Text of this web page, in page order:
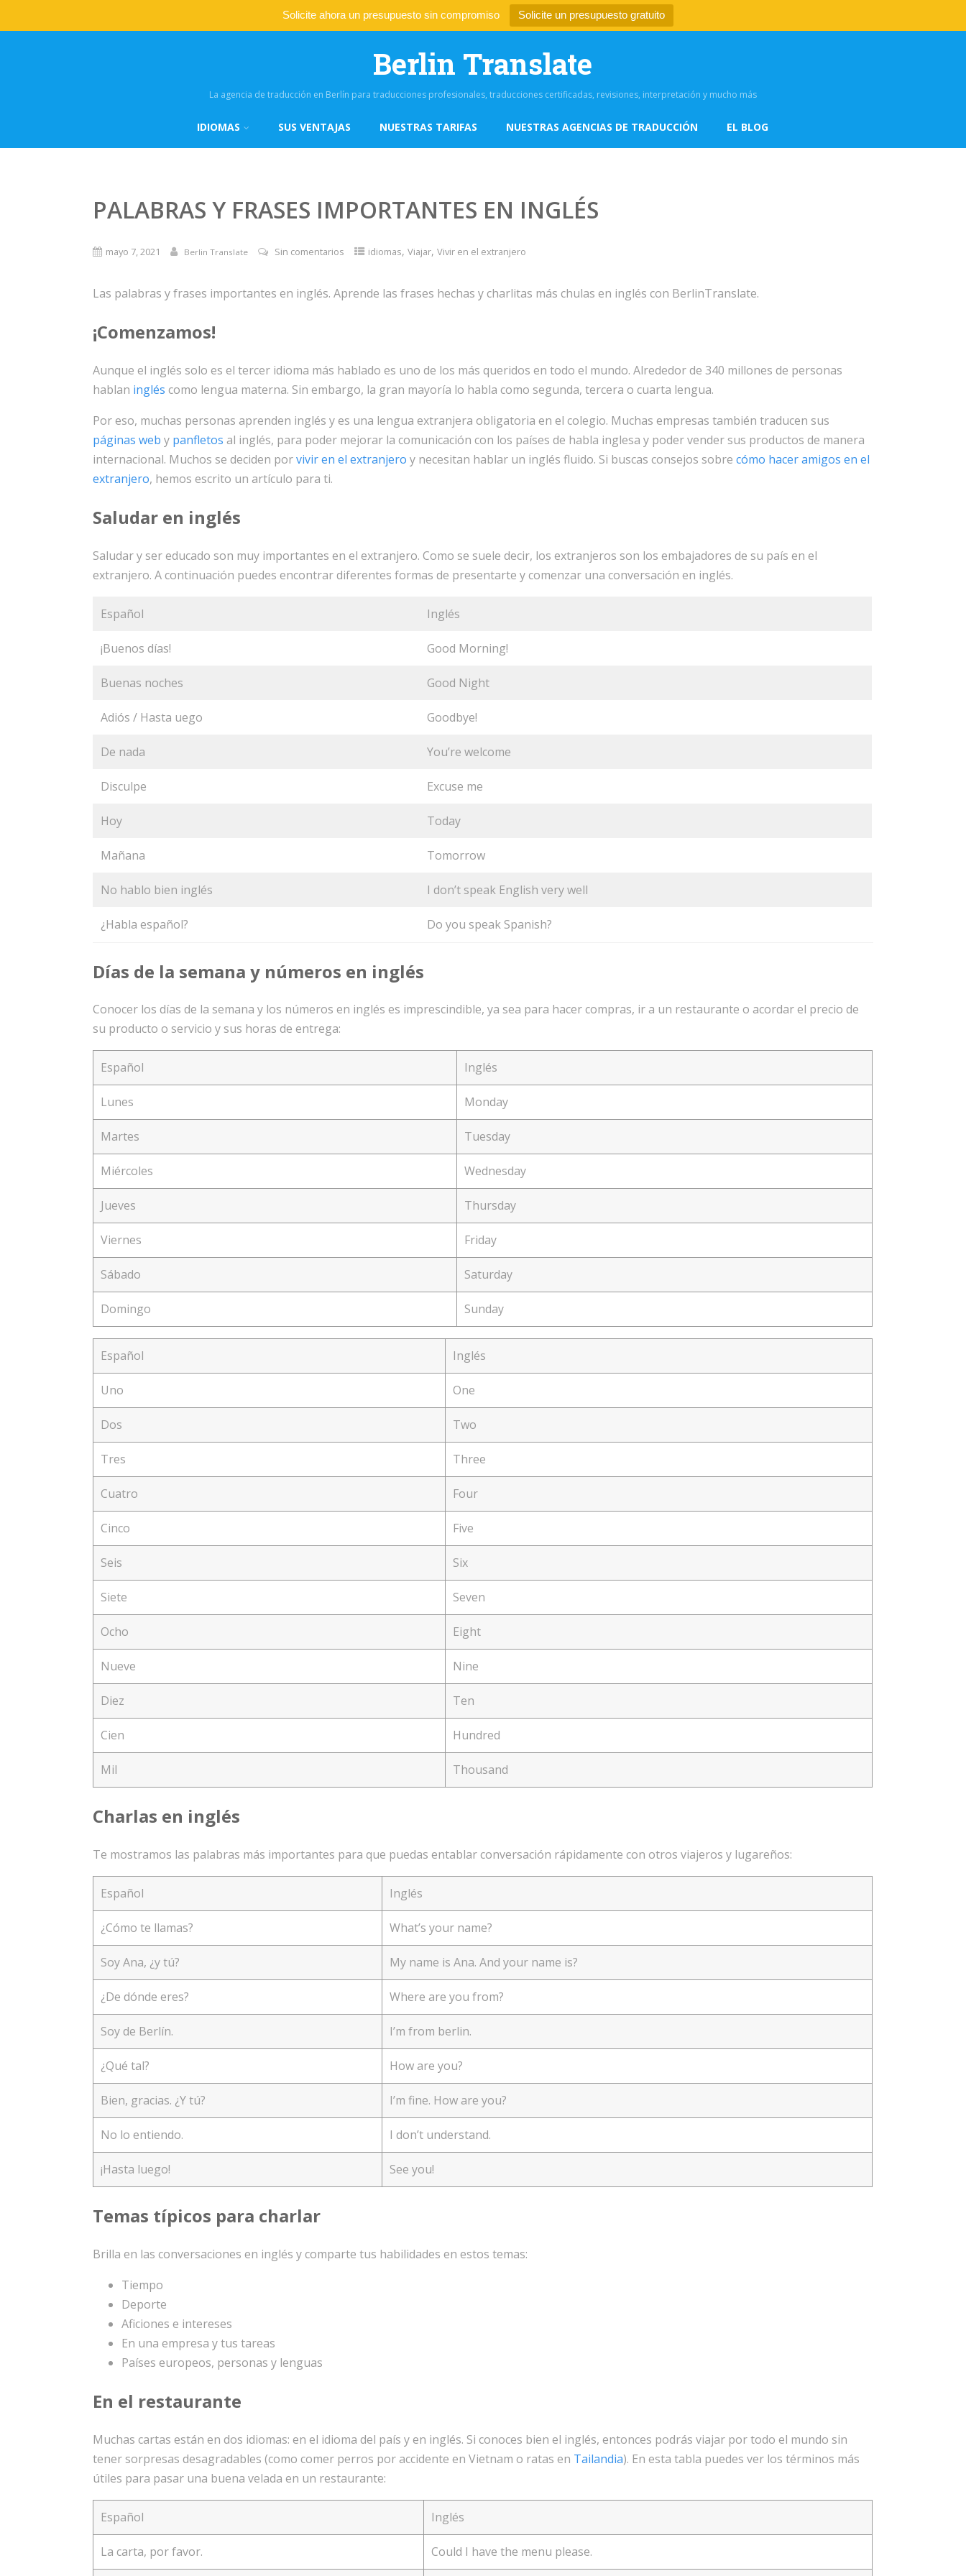
Solicite ahora un presupuesto sin compromiso Solicite un presupuesto gratuito
Berlin Translate
La agencia de traducción en Berlín para traducciones profesionales, traducciones certificadas, revisiones, interpretación y mucho más
IDIOMAS SUS VENTAJAS NUESTRAS TARIFAS NUESTRAS AGENCIAS DE TRADUCCIÓN EL BLOG
PALABRAS Y FRASES IMPORTANTES EN INGLÉS
mayo 7, 2021 Berlin Translate Sin comentarios idiomas,Viajar,Vivir en el extranjero
Las palabras y frases importantes en inglés. Aprende las frases hechas y charlitas más chulas en inglés con BerlinTranslate.
¡Comenzamos!
Aunque el inglés solo es el tercer idioma más hablado es uno de los más queridos en todo el mundo. Alrededor de 340 millones de personas
hablan inglés como lengua materna. Sin embargo, la gran mayoría lo habla como segunda, tercera o cuarta lengua.
Por eso, muchas personas aprenden inglés y es una lengua extranjera obligatoria en el colegio. Muchas empresas también traducen sus
páginas web y panfletosal inglés, para poder mejorar la comunicación con los países de habla inglesa y poder vender sus productos de manera
internacional. Muchos se deciden porvivir en el extranjero y necesitan hablar un inglés fluido. Si buscas consejos sobrecómo hacer amigos en el
extranjero, hemos escrito un artículo para ti.
Saludar en inglés
Saludar y ser educado son muy importantes en el extranjero. Como se suele decir, los extranjeros son los embajadores de su país en el
extranjero. A continuación puedes encontrar diferentes formas de presentarte y comenzar una conversación en inglés.
Español Inglés
¡Buenos días! Good Morning!
Buenas noches Good Night
Adiós / Hasta uego Goodbye!
De nada You’re welcome
Disculpe Excuse me
Hoy Today
Mañana Tomorrow
No hablo bien inglés I don’t speak English very well
¿Habla español? Do you speak Spanish?
Días de la semana y números en inglés
Conocer los días de la semana y los números en inglés es imprescindible, ya sea para hacer compras, ir a un restaurante o acordar el precio de
su producto o servicio y sus horas de entrega:
Español Inglés
Lunes Monday
Martes Tuesday
Miércoles Wednesday
Jueves Thursday
Viernes Friday
Sábado Saturday
Domingo Sunday
Español Inglés
Uno One
Dos Two
Tres Three
Cuatro Four
Cinco Five
Seis Six
Siete Seven
Ocho Eight
Nueve Nine
Diez Ten
Cien Hundred
Mil Thousand
Charlas en inglés
Te mostramos las palabras más importantes para que puedas entablar conversación rápidamente con otros viajeros y lugareños:
Español Inglés
¿Cómo te llamas? What’s your name?
Soy Ana, ¿y tú? My name is Ana. And your name is?
¿De dónde eres? Where are you from?
Soy de Berlín. I’m from berlin.
¿Qué tal? How are you?
Bien, gracias. ¿Y tú? I’m fine. How are you?
No lo entiendo. I don’t understand.
¡Hasta luego! See you!
Temas típicos para charlar
Brilla en las conversaciones en inglés y comparte tus habilidades en estos temas:
Tiempo
Deporte
Aficiones e intereses
En una empresa y tus tareas
Países europeos, personas y lenguas
En el restaurante
Muchas cartas están en dos idiomas: en el idioma del país y en inglés. Si conoces bien el inglés, entonces podrás viajar por todo el mundo sin
tener sorpresas desagradables (como comer perros por accidente en Vietnam o ratas en Tailandia). En esta tabla puedes ver los términos más
útiles para pasar una buena velada en un restaurante:
Español Inglés
La carta, por favor. Could I have the menu please.